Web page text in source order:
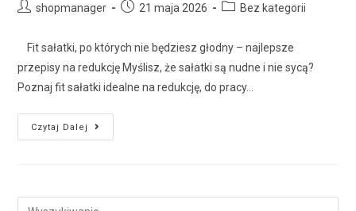
shopmanager 21 maja 2026 Bez kategorii
Fit sałatki, po których nie będziesz głodny – najlepsze
przepisy na redukcję Myślisz, że sałatki są nudne i nie sycą?
Poznaj fit sałatki idealne na redukcję, do pracy…
Czytaj Dalej